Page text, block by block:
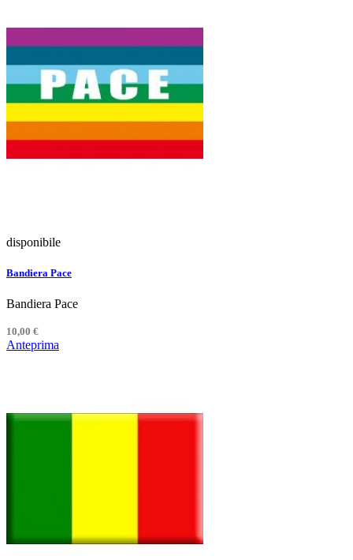
disponibile
Bandiera Pace
Bandiera Pace
10,00 €
Anteprima